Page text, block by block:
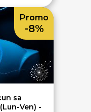
sa
Ven) -
Promo
-8%